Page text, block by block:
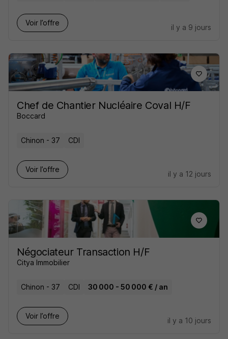
Voir l’offre
il y a 9 jours
Chef de Chantier Nucléaire Coval H/F
Boccard
Chinon - 37 CDI
Voir l’offre
il y a 12 jours
Négociateur Transaction H/F
Citya Immobilier
Chinon - 37 CDI 30 000 - 50 000 € / an
Voir l’offre
il y a 10 jours